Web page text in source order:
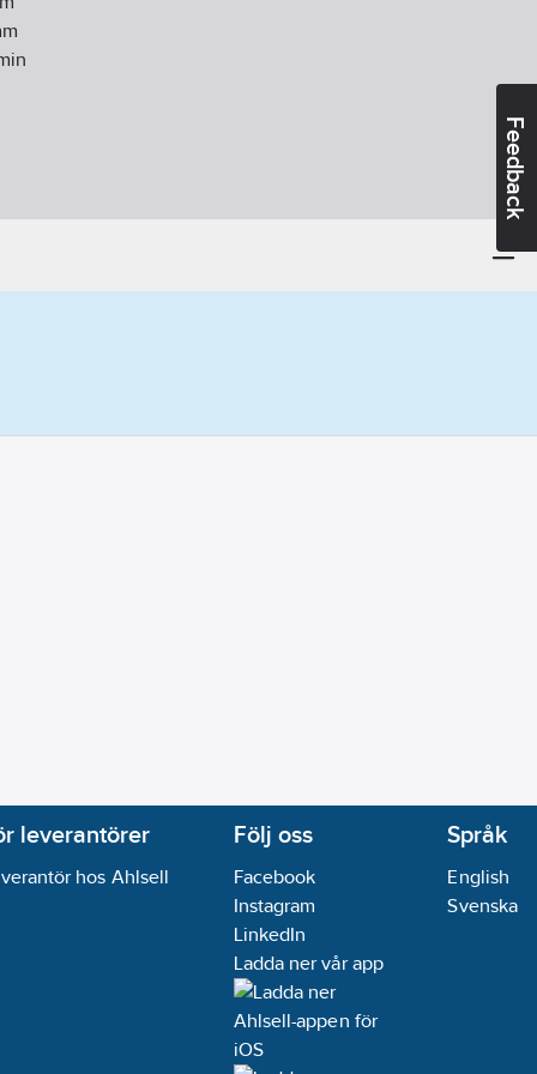
Feedback
leverantörer
hos Ahlsell
Följ oss
Facebook
Instagram
LinkedIn
Ladda ner vår app
Språk
English
Svenska